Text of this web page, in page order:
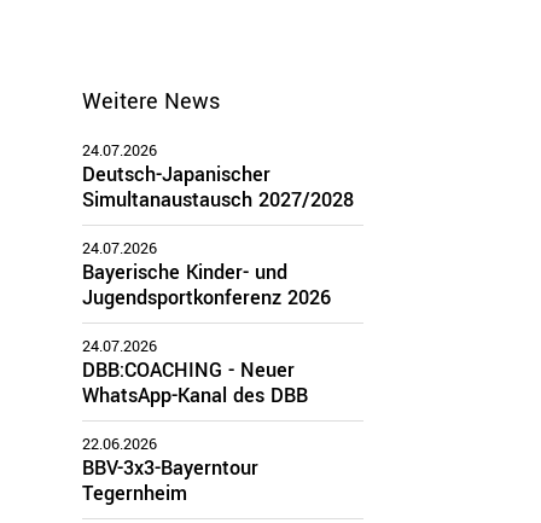
Weitere News
24.07.2026
Deutsch-Japanischer
Simultanaustausch 2027/2028
24.07.2026
Bayerische Kinder- und
Jugendsportkonferenz 2026
24.07.2026
DBB:COACHING - Neuer
WhatsApp-Kanal des DBB
22.06.2026
BBV-3x3-Bayerntour
Tegernheim